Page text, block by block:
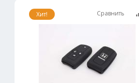
Хит! Сравнить